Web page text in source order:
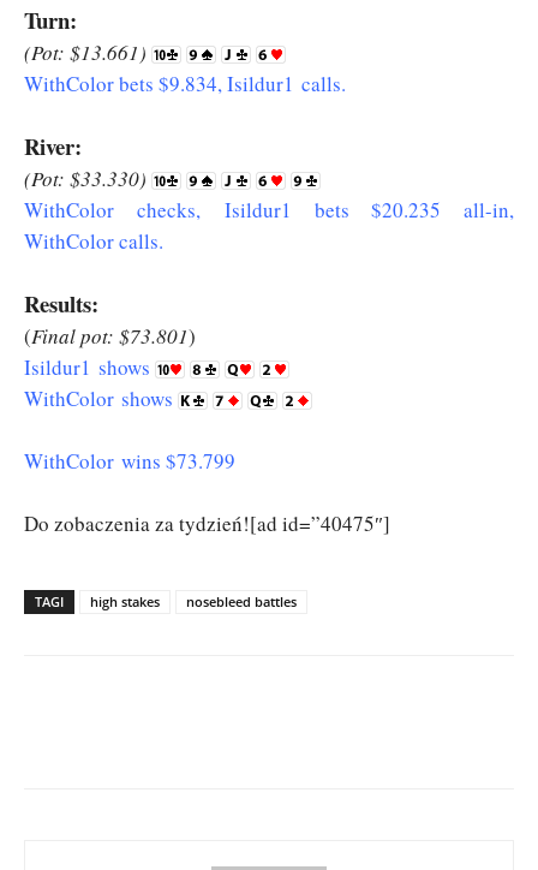
Turn:
(Pot: $13.661)
WithColor bets $9.834, Isildur1 calls.
River:
(Pot: $33.330)
WithColor checks, Isildur1 bets $20.235 all-in,
WithColor calls.
Results:
(Final pot: $73.801)
Isildur1 shows
WithColor shows
WithColor wins $73.799
Do zobaczenia za tydzień![ad id=”40475″]
TAGI high stakes nosebleed battles